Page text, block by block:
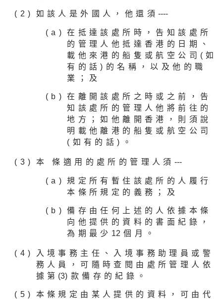
如該人是外國人，他還須 ----
在抵達該處所時，告知該處所
的管理人他抵達香港的日期、
載他來港的船隻或航空公司(如
有的話)的名稱，以及他的職
業；及
在離開該處所之時或之前，告
知該處所的管理人他將前往的
地方；如他離開香港，則須說
明載他離港的船隻或航空公司
(如有的話)。
本 條適用的處所的管理人須 ---
規定所有暫住該處所的人履行
本條所規定的義務；及
備存由任何上述的人依據本條
向他提供的資料的書面紀錄，
為期最少 12個月。
入境事務主任、入境事務助理員或警
務人員，可隨時查閱由處所管理人依
據第 (3)款備存的紀錄。
本條規定由某人提供的資料，可由代